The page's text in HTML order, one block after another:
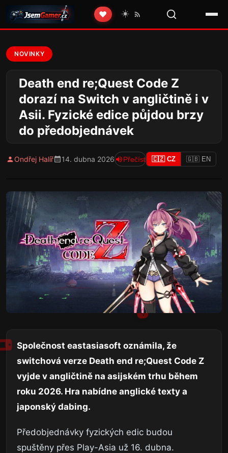
❤️ ☀️
NOVINKY
Death end re;Quest Code Z
dorazí na Switch v angličtině i v
Asii. Fyzické edice půjdou brzy
do předobjednávek
Ondřej Halíř 14. dubna 2026 Přečíst 🇨🇿 CZ 🇬🇧 EN
Společnost eastasiasoft oznámila, že
switchová verze Death end re;Quest Code Z
vyjde v angličtině na asijském trhu během
roku 2026. Hra nabídne anglické texty a
japonský dabing.
Předobjednávky fyzických edic budou
spuštěny přes Play-Asia už 16. dubna.